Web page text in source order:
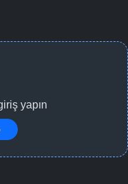
yapın